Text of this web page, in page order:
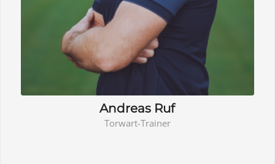
Andreas Ruf
Torwart-Trainer